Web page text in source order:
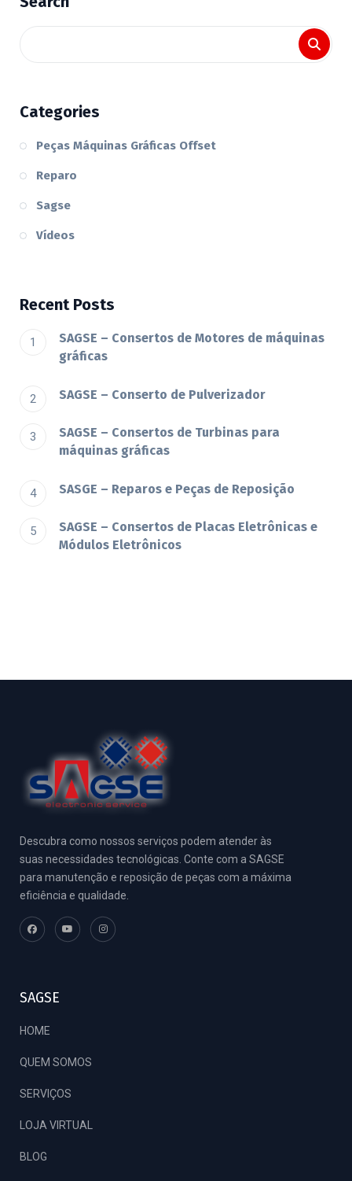
Categories
Peças Máquinas Gráficas Offset
Reparo
Sagse
Vídeos
Recent Posts
SAGSE – Consertos de Motores de máquinas
gráficas
SAGSE – Conserto de Pulverizador
SAGSE – Consertos de Turbinas para
máquinas gráficas
SASGE – Reparos e Peças de Reposição
SAGSE – Consertos de Placas Eletrônicas e
Módulos Eletrônicos
Descubra como nossos serviços podem atender às
suas necessidades tecnológicas. Conte com a SAGSE
para manutenção e reposição de peças com a máxima
eficiência e qualidade.
SAGSE
HOME
QUEM SOMOS
SERVIÇOS
LOJA VIRTUAL
BLOG